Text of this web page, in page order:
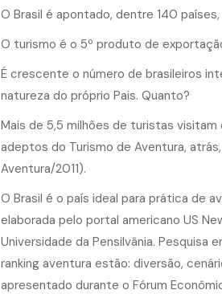
O Brasil é apontado, dentre 140
O turismo é o 5º produto de
É crescente o número de brasileiros
natureza do próprio Pais. Quanto?
Mais de 5,5 milhões de turistas visitam
adeptos do Turismo de Aventura,
Aventura/2011).
O Brasil é o país ideal para prática de
elaborada pelo portal americano US
Universidade da Pensilvânia. Pesquisa
ranking aventura estão: diversão,
apresentado durante o Fórum